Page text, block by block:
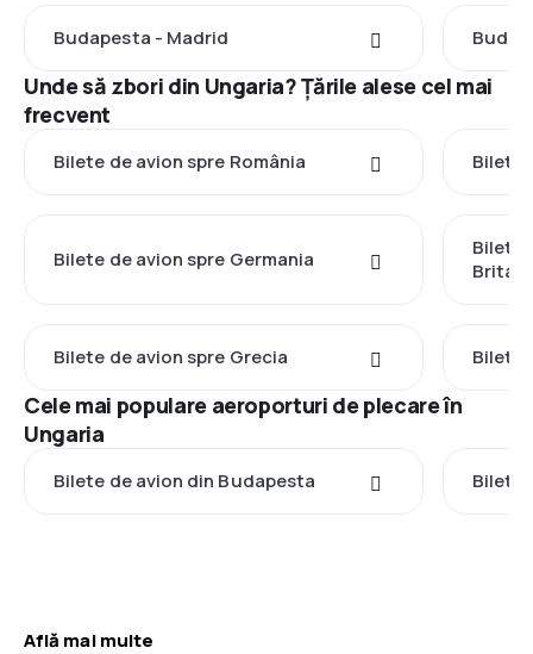
Budapesta - Madrid
Unde să zbori din Ungaria? Țările alese cel mai
frecvent
Bilete de avion spre România Bilete
Bilete de avion spre Germania
Bilete
Bilete de avion spre Grecia Bilete
Cele mai populare aeroporturi de plecare în
Ungaria
Bilete de avion din Budapesta Bilete
Află mai multe